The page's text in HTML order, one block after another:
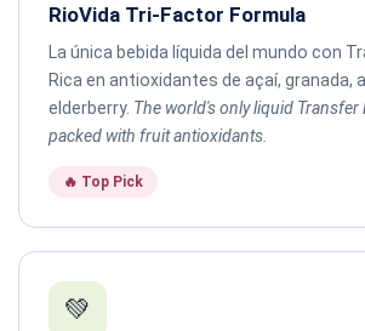
RioVida Tri-Factor Formula
La única bebida líquida del mundo con
Rica en antioxidantes de açaí, granada,
elderberry. The world's only liquid
packed with fruit antioxidants.
🔥 Top Pick
💚